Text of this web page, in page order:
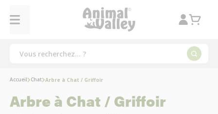
Accueil Chat Arbre à Chat / Griffoir
Arbre à Chat / Griffoir